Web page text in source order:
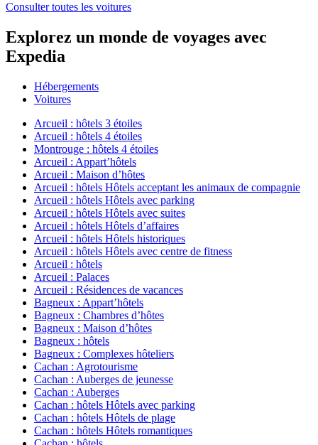
Consulter toutes les voitures
Explorez un monde de voyages avec
Expedia
Hébergements
Voitures
Arcueil : hôtels 3 étoiles
Arcueil : hôtels 4 étoiles
Montrouge : hôtels 4 étoiles
Arcueil : Appart’hôtels
Arcueil : Maison d’hôtes
Arcueil : hôtels Hôtels acceptant les animaux de compagnie
Arcueil : hôtels Hôtels avec parking
Arcueil : hôtels Hôtels avec suites
Arcueil : hôtels Hôtels d’affaires
Arcueil : hôtels Hôtels historiques
Arcueil : hôtels Hôtels avec centre de fitness
Arcueil : hôtels
Arcueil : Palaces
Arcueil : Résidences de vacances
Bagneux : Appart’hôtels
Bagneux : Chambres d’hôtes
Bagneux : Maison d’hôtes
Bagneux : hôtels
Bagneux : Complexes hôteliers
Cachan : Agrotourisme
Cachan : Auberges de jeunesse
Cachan : Auberges
Cachan : hôtels Hôtels avec parking
Cachan : hôtels Hôtels de plage
Cachan : hôtels Hôtels romantiques